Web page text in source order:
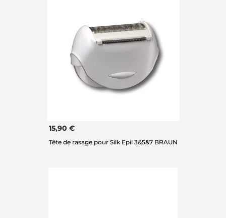
15,90 €
Tête de rasage pour Silk Epil 3&5&7 BRAUN